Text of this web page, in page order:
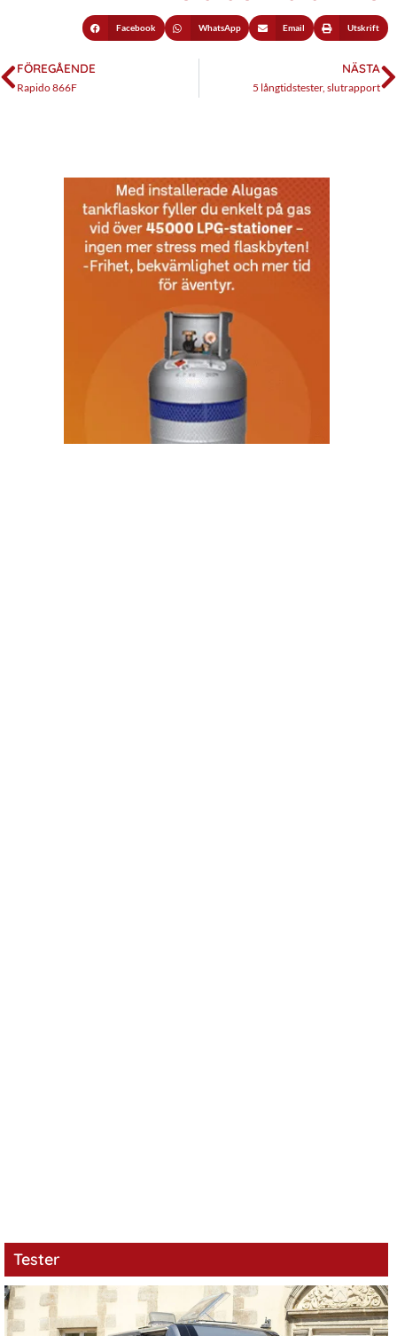
Facebook WhatsApp Email Utskrift
FÖREGÅENDE
Rapido 866F
NÄSTA
5 långtidstester, slutrapport
Tester